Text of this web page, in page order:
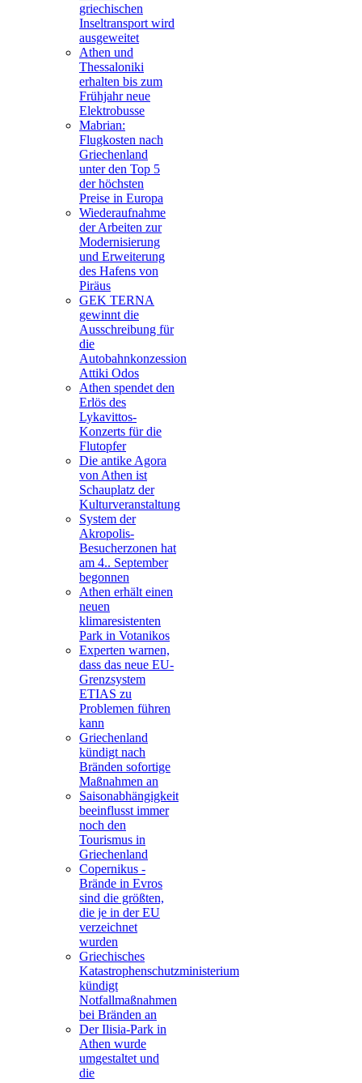
griechischen
Inseltransport wird
ausgeweitet
Athen und
Thessaloniki
erhalten bis zum
Frühjahr neue
Elektrobusse
Mabrian:
Flugkosten nach
Griechenland
unter den Top 5
der höchsten
Preise in Europa
Wiederaufnahme
der Arbeiten zur
Modernisierung
und Erweiterung
des Hafens von
Piräus
GEK TERNA
gewinnt die
Ausschreibung für
die
Autobahnkonzession
Attiki Odos
Athen spendet den
Erlös des
Lykavittos-
Konzerts für die
Flutopfer
Die antike Agora
von Athen ist
Schauplatz der
Kulturveranstaltung
System der
Akropolis-
Besucherzonen hat
am 4.. September
begonnen
Athen erhält einen
neuen
klimaresistenten
Park in Votanikos
Experten warnen,
dass das neue EU-
Grenzsystem
ETIAS zu
Problemen führen
kann
Griechenland
kündigt nach
Bränden sofortige
Maßnahmen an
Saisonabhängigkeit
beeinflusst immer
noch den
Tourismus in
Griechenland
Copernikus -
Brände in Evros
sind die größten,
die je in der EU
verzeichnet
wurden
Griechisches
Katastrophenschutzministerium
kündigt
Notfallmaßnahmen
bei Bränden an
Der Ilisia-Park in
Athen wurde
umgestaltet und
die